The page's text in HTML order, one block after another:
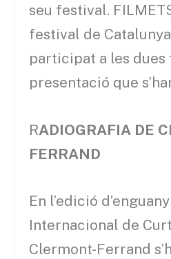
seu festival.
festival de
participat a les dues
presentació que
RADIOGRAFIA DE
FERRAND
En l’edició
Internacional de
Clermont-Ferrand